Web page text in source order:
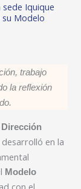
Iquique
Modelo
trabajo
la reflexión
Dirección
desarrolló en la
Modelo
con el